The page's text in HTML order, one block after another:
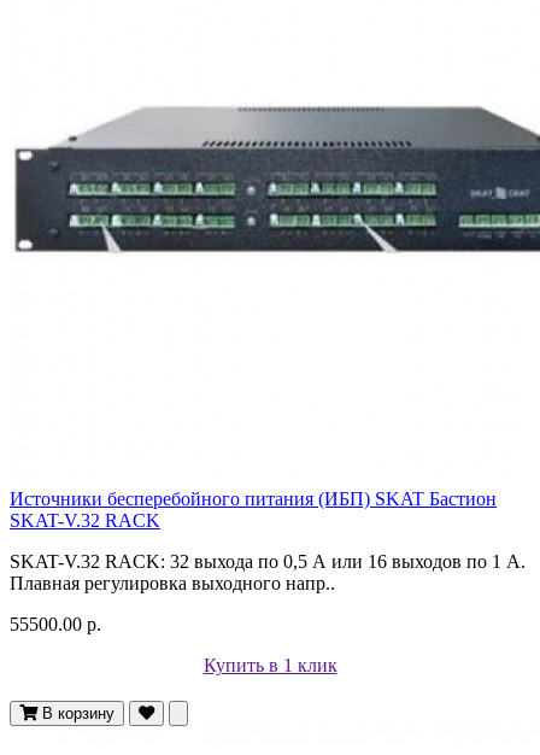
Источники бесперебойного питания (ИБП) SKAT Бастион
SKAT-V.32 RACK
SKAT-V.32 RACK: 32 выхода по 0,5 А или 16 выходов по 1 А.
Плавная регулировка выходного напр..
55500.00 р.
Купить в 1 клик
В корзину